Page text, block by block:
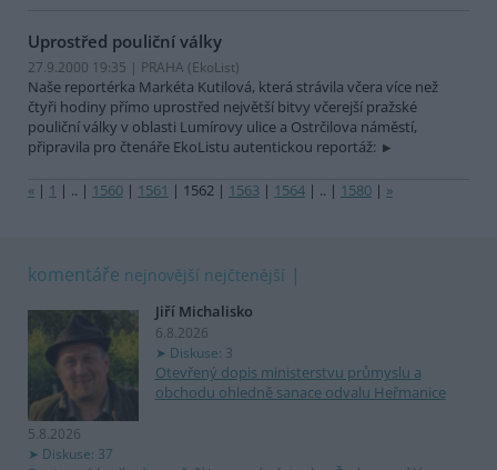
Uprostřed pouliční války
27.9.2000 19:35 | PRAHA (EkoList)
Naše reportérka Markéta Kutilová, která strávila včera více než
čtyři hodiny přímo uprostřed největší bitvy včerejší pražské
pouliční války v oblasti Lumírovy ulice a Ostrčilova náměstí,
připravila pro čtenáře EkoListu autentickou reportáž:
« | 1 | .. | 1560 | 1561 | 1562 | 1563 | 1564 | .. | 1580 | »
komentáře nejnovější nejčtenější
Jiří Michalisko
6.8.2026
Diskuse: 3
Otevřený dopis ministerstvu průmyslu a
obchodu ohledně sanace odvalu Heřmanice
5.8.2026
Diskuse: 37